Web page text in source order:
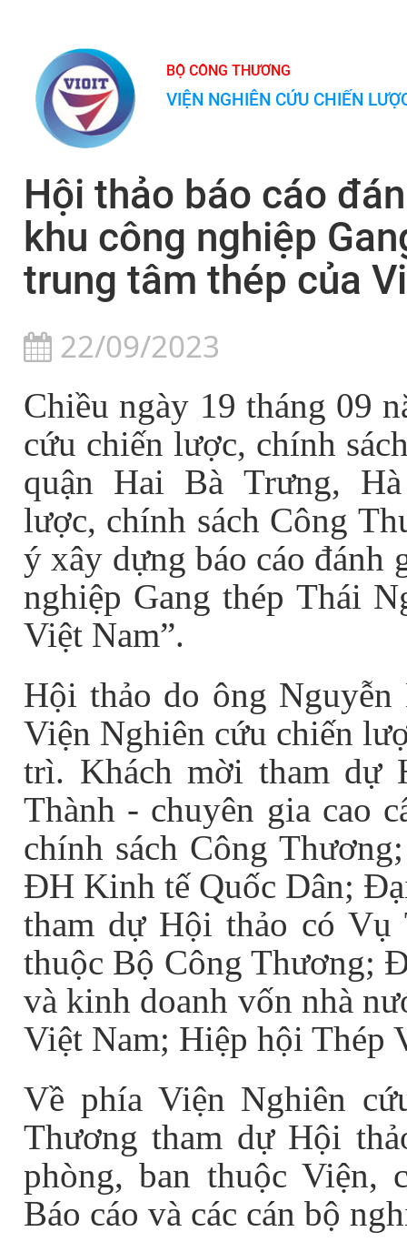
BỘ CÔNG THƯƠNG
VIỆN NGHIÊN CỨU CHIẾN
Hội thảo báo cáo
khu công nghiệp
trung tâm thép của
22/09/2023
Chiều ngày 19 tháng 09
cứu chiến lược, chính
quận Hai Bà Trưng,
lược, chính sách Công
ý xây dựng báo cáo đánh
nghiệp Gang thép Thái
Việt Nam”.
Hội thảo do ông
Viện Nghiên cứu chiến
trì. Khách mời tham dự
Thành - chuyên gia cao
chính sách Công
ĐH Kinh tế Quốc Dân;
tham dự Hội thảo có Vụ
thuộc Bộ Công Thương;
và kinh doanh vốn nhà
Việt Nam; Hiệp hội Thép
Về phía Viện Nghiên
Thương tham dự Hội
phòng, ban thuộc Viện,
Báo cáo và các cán bộ